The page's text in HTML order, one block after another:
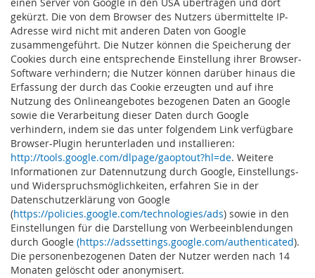
gekürzt. Die von dem Browser des Nutzers übermittelte IP-
Adresse wird nicht mit anderen Daten von Google
zusammengeführt. Die Nutzer können die Speicherung der
Cookies durch eine entsprechende Einstellung ihrer Browser-
Software verhindern; die Nutzer können darüber hinaus die
Erfassung der durch das Cookie erzeugten und auf ihre
Nutzung des Onlineangebotes bezogenen Daten an Google
sowie die Verarbeitung dieser Daten durch Google
verhindern, indem sie das unter folgendem Link verfügbare
Browser-Plugin herunterladen und installieren:
http://tools.google.com/dlpage/gaoptout?hl=de. Weitere
Informationen zur Datennutzung durch Google, Einstellungs-
und Widerspruchsmöglichkeiten, erfahren Sie in der
Datenschutzerklärung von Google
(https://policies.google.com/technologies/ads) sowie in den
Einstellungen für die Darstellung von Werbeeinblendungen
durch Google (https://adssettings.google.com/authenticated).
Die personenbezogenen Daten der Nutzer werden nach 14
Monaten gelöscht oder anonymisert.